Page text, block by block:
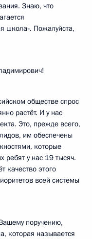
Знаю, что
школа». Пожалуйста,
обществе спрос
растёт. И у нас
Это, прежде всего,
им обеспечены
которые
ребят у нас 19 тысяч.
качество этого
всей системы
поручению,
которая называется